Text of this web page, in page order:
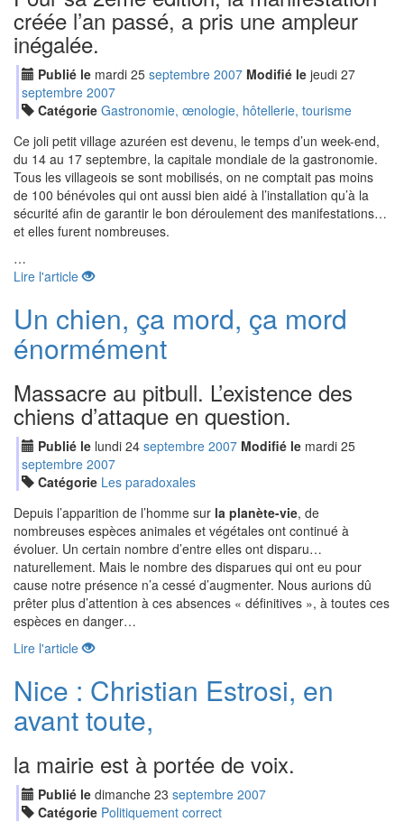
créée l’an passé, a pris une ampleur
inégalée.
Publié le mardi 25 septembre 2007 Modifié le jeudi 27
septembre 2007
Catégorie Gastronomie, œnologie, hôtellerie, tourisme
Ce joli petit village azuréen est devenu, le temps d’un week-end,
du 14 au 17 septembre, la capitale mondiale de la gastronomie.
Tous les villageois se sont mobilisés, on ne comptait pas moins
de 100 bénévoles qui ont aussi bien aidé à l’installation qu’à la
sécurité afin de garantir le bon déroulement des manifestations…
et elles furent nombreuses.
…
Lire l'article
Un chien, ça mord, ça mord
énormément
Massacre au pitbull. L’existence des
chiens d’attaque en question.
Publié le lundi 24 septembre 2007 Modifié le mardi 25
septembre 2007
Catégorie Les paradoxales
Depuis l’apparition de l’homme sur la planète-vie, de
nombreuses espèces animales et végétales ont continué à
évoluer. Un certain nombre d’entre elles ont disparu…
naturellement. Mais le nombre des disparues qui ont eu pour
cause notre présence n’a cessé d’augmenter. Nous aurions dû
prêter plus d’attention à ces absences « définitives », à toutes ces
espèces en danger…
Lire l'article
Nice : Christian Estrosi, en
avant toute,
la mairie est à portée de voix.
Publié le dimanche 23 septembre 2007
Catégorie Politiquement correct